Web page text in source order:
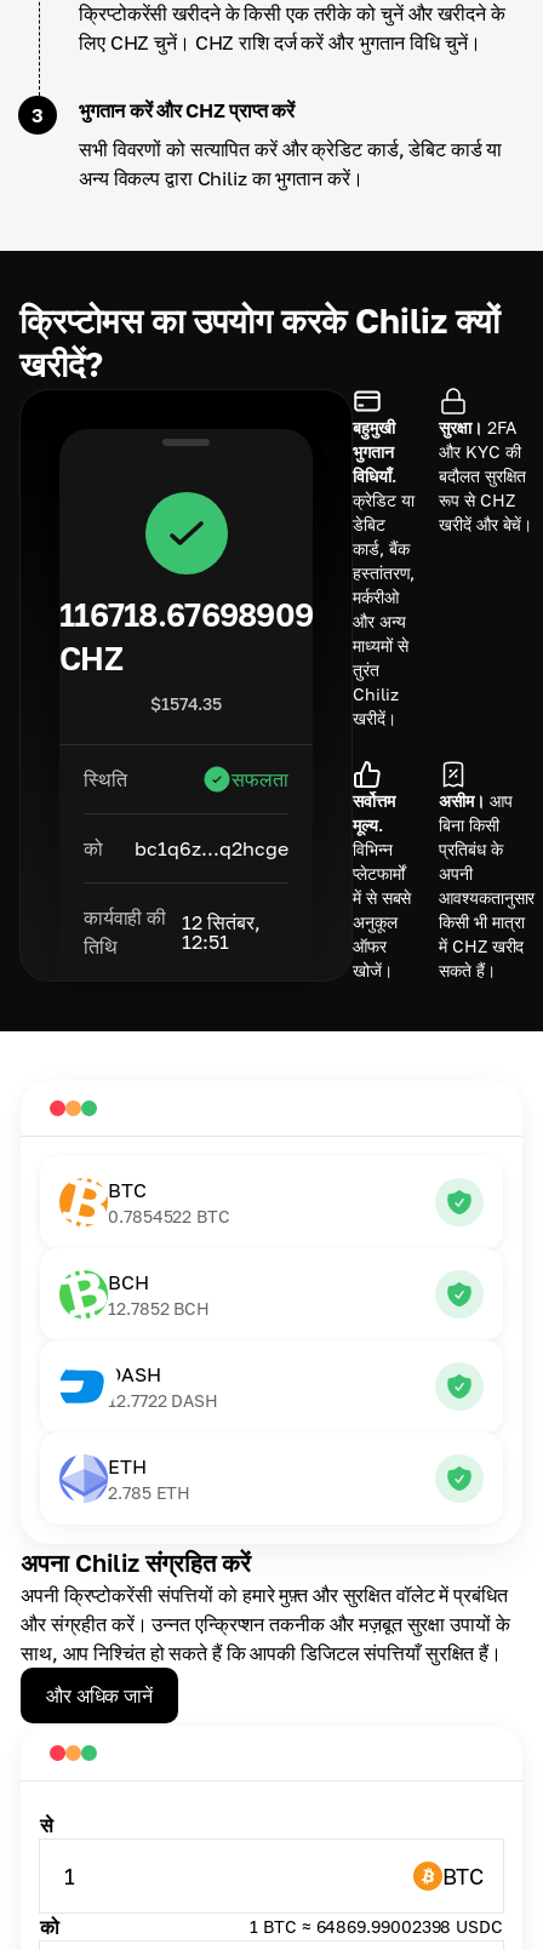
क्रिप्टोकरेंसी खरीदने के किसी एक तरीके को चुनें और खरीदने के
लिए CHZ चुनें। CHZ राशि दर्ज करें और भुगतान विधि चुनें।
3
भुगतान करें और CHZ प्राप्त करें
सभी विवरणों को सत्यापित करें और क्रेडिट कार्ड, डेबिट कार्ड या
अन्य विकल्प द्वारा Chiliz का भुगतान करें।
क्रिप्टोमस का उपयोग करके Chiliz क्यों
खरीदें?
116718.67698909
CHZ
$1574.35
स्थिति सफलता
को bc1q6z...q2hcge
कार्यवाही की
तिथि
12 सितंबर,
12:51
बहुमुखी
भुगतान
विधियाँ.
क्रेडिट या
डेबिट
कार्ड, बैंक
हस्तांतरण,
मर्करीओ
और अन्य
माध्यमों से
तुरंत
Chiliz
खरीदें।
सुरक्षा। 2FA
और KYC की
बदौलत सुरक्षित
रूप से CHZ
खरीदें और बेचें।
सर्वोत्तम
मूल्य.
विभिन्न
प्लेटफार्मों
में से सबसे
अनुकूल
ऑफर
खोजें।
असीम। आप
बिना किसी
प्रतिबंध के
अपनी
आवश्यकतानुसार
किसी भी मात्रा
में CHZ खरीद
सकते हैं।
अपना Chiliz संग्रहित करें
अपनी क्रिप्टोकरेंसी संपत्तियों को हमारे मुफ़्त और सुरक्षित वॉलेट में प्रबंधित
और संग्रहीत करें। उन्नत एन्क्रिप्शन तकनीक और मज़बूत सुरक्षा उपायों के
साथ, आप निश्चिंत हो सकते हैं कि आपकी डिजिटल संपत्तियाँ सुरक्षित हैं।
और अधिक जानें
BTC
0.7854522 BTC
BCH
12.7852 BCH
DASH
12.7722 DASH
ETH
2.785 ETH
से
1 BTC
को 1 BTC ≈ 64869.99002398 USDC